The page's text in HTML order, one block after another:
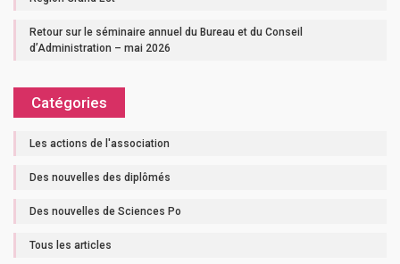
Retour sur le séminaire annuel du Bureau et du Conseil
d’Administration – mai 2026
Catégories
Les actions de l'association
Des nouvelles des diplômés
Des nouvelles de Sciences Po
Tous les articles